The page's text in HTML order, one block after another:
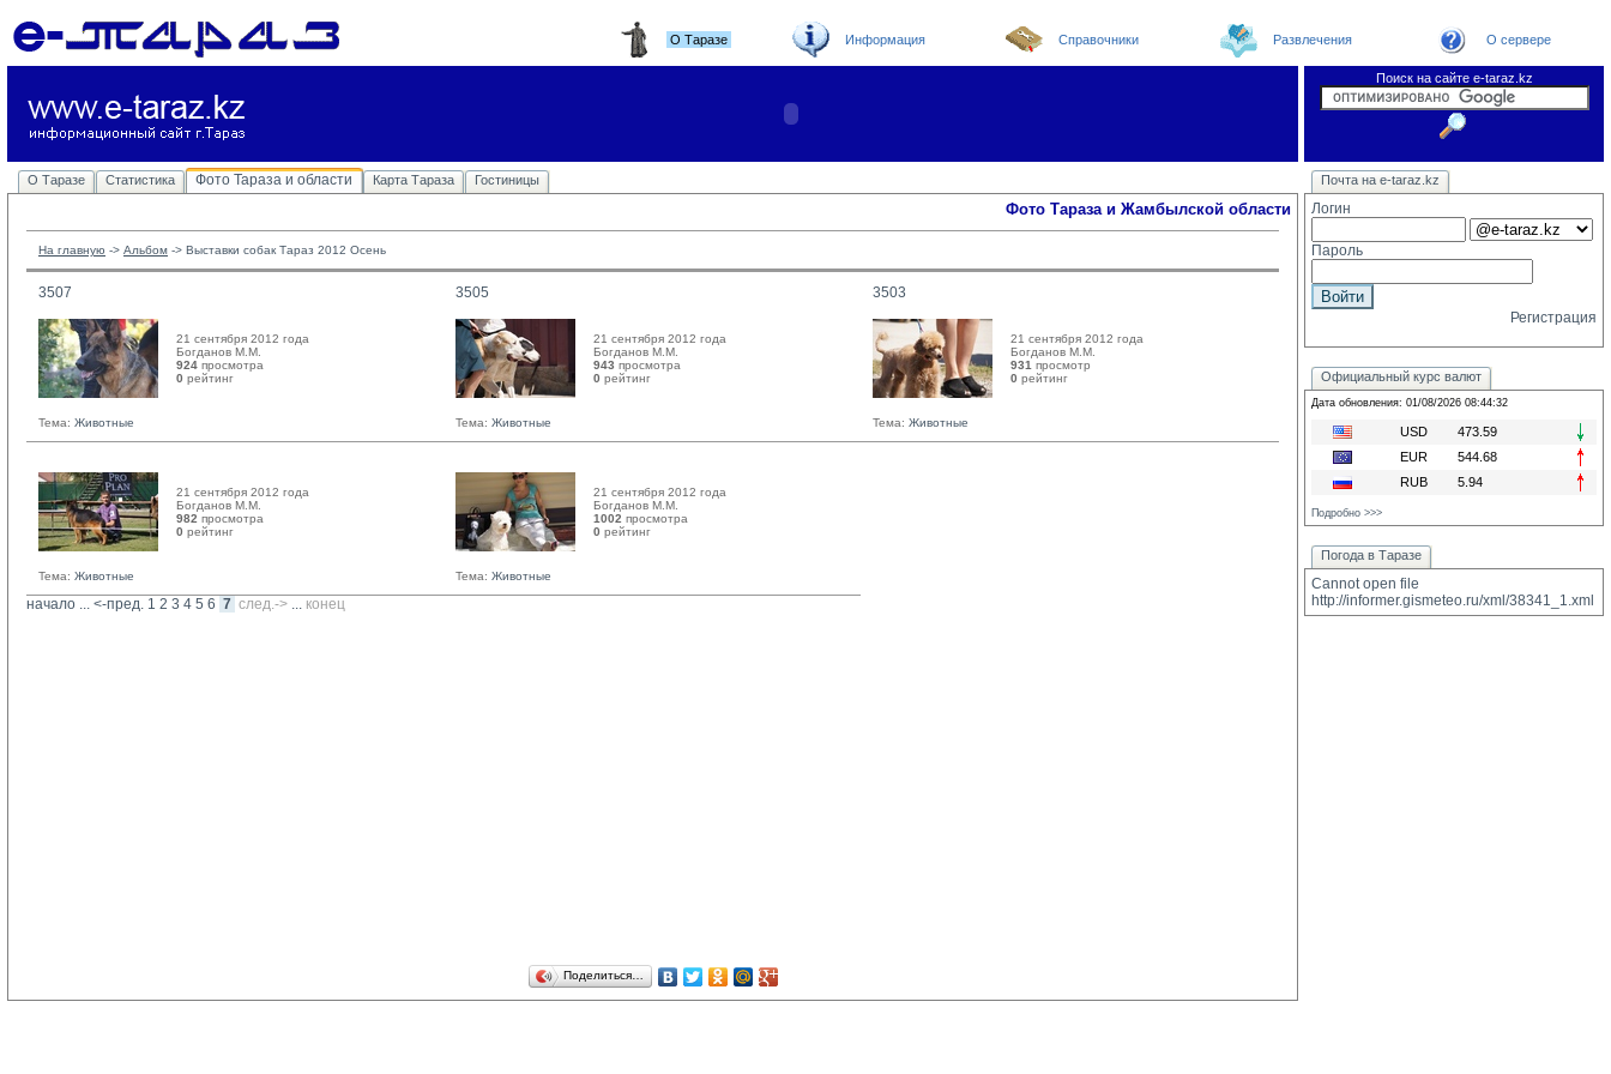
О Таразе Информация Справочники Развлечения О сервере
Поиск на сайте e-taraz.kz
О Таразе Статистика Фото Тараза и области Карта Тараза Гостиницы Новости Погода в Таразе
Телефоный справочник
Видеоконференция
Новости e-taraz Замечания и предложения
Фото Тараза и Жамбылской области
На главную -> Альбом -> Выставки собак Тараз 2012 Осень
3507
21 сентября 2012 года
Богданов М.М.
924 просмотра
0 рейтинг
Тема: Животные
3505
21 сентября 2012 года
Богданов М.М.
943 просмотра
0 рейтинг
Тема: Животные
3503
21 сентября 2012 года
Богданов М.М.
931 просмотр
0 рейтинг
Тема: Животные
21 сентября 2012 года
Богданов М.М.
982 просмотра
0 рейтинг
Тема: Животные
21 сентября 2012 года
Богданов М.М.
1002 просмотра
0 рейтинг
Тема: Животные
начало ... <-пред. 1 2 3 4 5 6 7 след.-> ... конец
Поделиться…
Почта на e-taraz.kz
Логин
Пароль
Регистрация
Официальный курс валют
Дата обновления: 01/08/2026 08:44:32
USD
473.59
EUR
544.68
RUB
5.94
Подробно >>>
Погода в Таразе
Cannot open file
http://informer.gismeteo.ru/xml/38341_1.xml